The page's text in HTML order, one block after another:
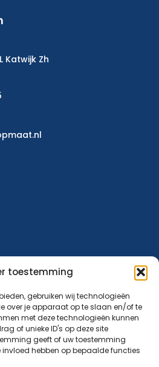
toestemming
gebruiken wij technologieën
over je apparaat op te slaan en/of te
met deze technologieën kunnen
of unieke ID's op deze site
geeft of uw toestemming
invloed hebben op bepaalde functies
Katwijk Zh
nieuwsbrief